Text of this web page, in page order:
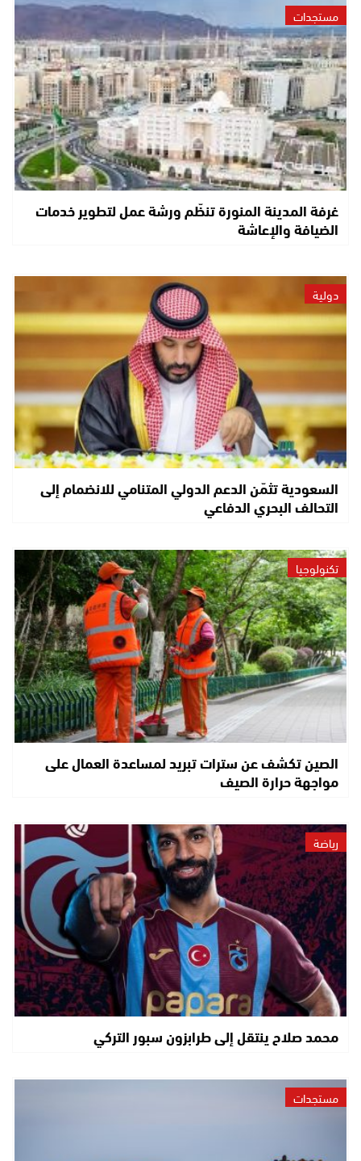
مستجدات
غرفة المدينة المنورة تنظّم ورشة عمل لتطوير خدمات
الضيافة والإعاشة
دولية
السعودية تثمّن الدعم الدولي المتنامي للانضمام إلى
التحالف البحري الدفاعي
تكنولوجيا
الصين تكشف عن سترات تبريد لمساعدة العمال على
مواجهة حرارة الصيف
رياضة
محمد صلاح ينتقل إلى طرابزون سبور التركي
مستجدات